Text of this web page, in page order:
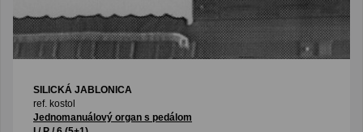
SILICKÁ JABLONICA
ref. kostol
Jednomanuálový organ s pedálom